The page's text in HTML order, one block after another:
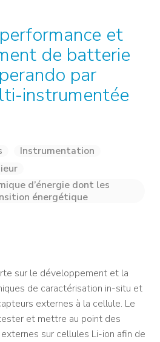
et
de batterie
par
instrumentée
Instrumentation
d’énergie dont les
énergétique
sur le développement et la
de caractérisation in-situ et
externes à la cellule. Le
et mettre au point des
sur cellules Li-ion afin de